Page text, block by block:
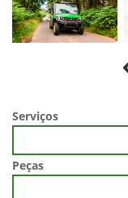
Serviços
Peças